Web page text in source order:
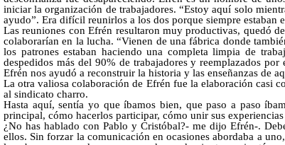
iniciar la organización de trabajadores. “Estoy aquí solo
ayudo”. Era difícil reunirlos a los dos porque siempre estaban
Las reuniones con Efrén resultaron muy productivas, quedó
colaborarían en la lucha. “Vienen de una fábrica donde
los patrones estaban haciendo una completa limpia de
despedidos más del 90% de trabajadores y reemplazados
Efrén nos ayudó a reconstruir la historia y las enseñanzas de
La otra valiosa colaboración de Efrén fue la elaboración casi
al sindicato charro.
Hasta aquí, sentía yo que íbamos bien, que paso a paso
principal, cómo hacerlos participar, cómo unir sus
¿No has hablado con Pablo y Cristóbal?- me dijo Efrén-.
ellos. Sin forzar la comunicación en ocasiones abordaba a